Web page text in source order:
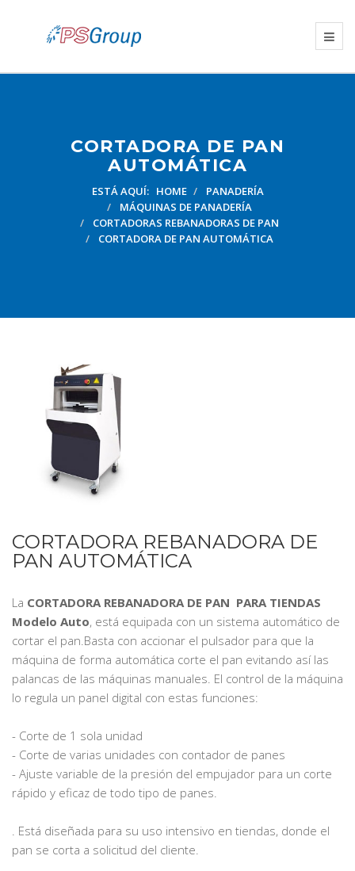
CORTADORA DE PAN
AUTOMÁTICA
ESTÁ AQUÍ: HOME
PANADERÍA
MÁQUINAS DE PANADERÍA
CORTADORAS REBANADORAS DE PAN
CORTADORA DE PAN AUTOMÁTICA
CORTADORA REBANADORA DE
PAN AUTOMÁTICA
La CORTADORA REBANADORA DE PAN PARA TIENDAS
Modelo Auto, está equipada con un sistema automático de
cortar el pan.Basta con accionar el pulsador para que la
máquina de forma automática corte el pan evitando así las
palancas de las máquinas manuales. El control de la máquina
lo regula un panel digital con estas funciones:
- Corte de 1 sola unidad
- Corte de varias unidades con contador de panes
- Ajuste variable de la presión del empujador para un corte
rápido y eficaz de todo tipo de panes.
. Está diseñada para su uso intensivo en tiendas, donde el
pan se corta a solicitud del cliente.